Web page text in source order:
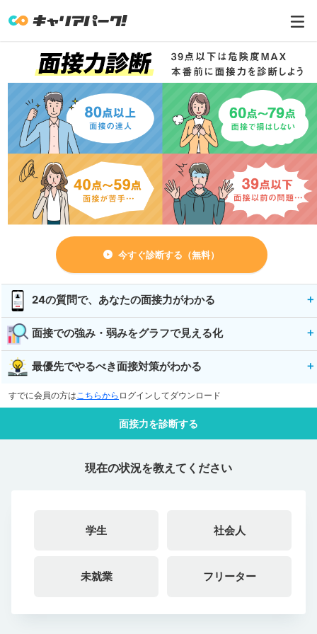
今すぐ診断する（無料）
24の質問で、あなたの面接力がわかる
面接での強み・弱みをグラフで見える化
最優先でやるべき面接対策がわかる
すでに会員の方はこちらから ログインしてダウンロード
面接力を診断する
現在の状況を教えてください
学生 社会人
未就業 フリーター